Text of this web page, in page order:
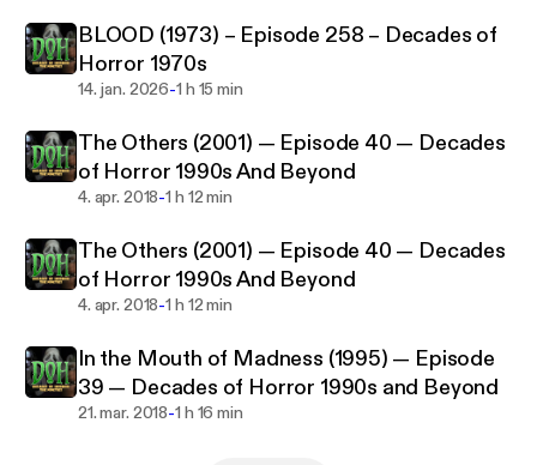
BLOOD (1973) – Episode 258 – Decades of
Horror 1970s
14. jan. 2026-1 h 15 min
The Others (2001) — Episode 40 — Decades
of Horror 1990s And Beyond
4. apr. 2018-1 h 12 min
The Others (2001) — Episode 40 — Decades
of Horror 1990s And Beyond
4. apr. 2018-1 h 12 min
In the Mouth of Madness (1995) — Episode
39 — Decades of Horror 1990s and Beyond
21. mar. 2018-1 h 16 min